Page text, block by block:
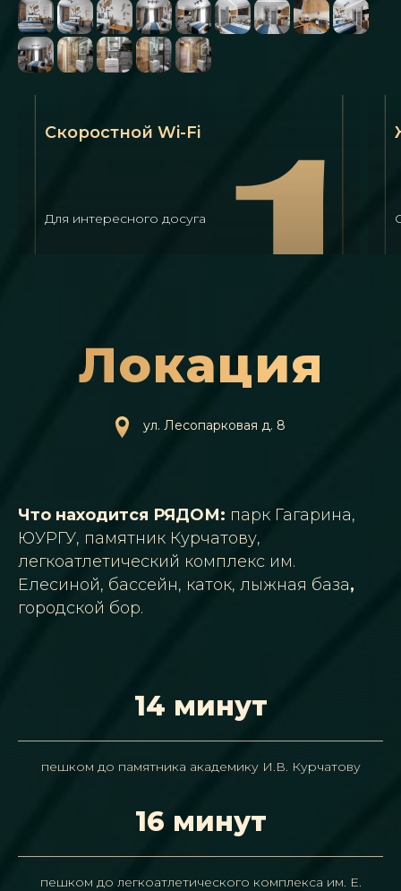
Скоростной Wi-Fi
Для интересного досуга
ул. Лесопарковая д. 8
Локация
Что находится РЯДОМ: парк Гагарина,
ЮУРГУ, памятник Курчатову,
легкоатлетический комплекс им.
Елесиной, бассейн, каток, лыжная база,
городской бор.
14 минут
пешком до памятника академику И.В. Курчатову
16 минут
пешком до легкоатлетического комплекса им. Е.